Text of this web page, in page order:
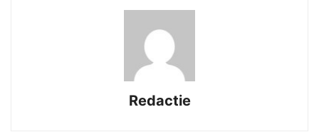
Redactie